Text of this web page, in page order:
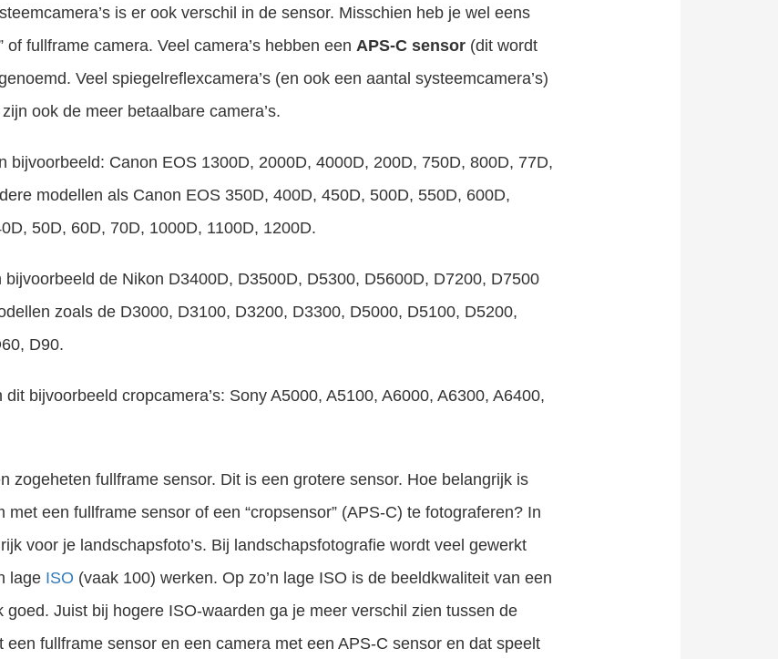
is er ook verschil in de sensor. Misschien heb je wel eens
of fullframe camera. Veel camera’s hebben een APS-C sensor (dit wordt
Veel spiegelreflexcamera’s (en ook een aantal systeemcamera’s)
ook de meer betaalbare camera’s.
bijvoorbeeld: Canon EOS 1300D, 2000D, 4000D, 200D, 750D, 800D, 77D,
modellen als Canon EOS 350D, 400D, 450D, 500D, 550D, 600D,
50D, 60D, 70D, 1000D, 1100D, 1200D.
bijvoorbeeld de Nikon D3400D, D3500D, D5300, D5600D, D7200, D7500
zoals de D3000, D3100, D3200, D3300, D5000, D5100, D5200,
D90.
dit bijvoorbeeld cropcamera’s: Sony A5000, A5100, A6000, A6300, A6400,
zogeheten fullframe sensor. Dit is een grotere sensor. Hoe belangrijk is
met een fullframe sensor of een “cropsensor” (APS-C) te fotograferen? In
voor je landschapsfoto’s. Bij landschapsfotografie wordt veel gewerkt
lage ISO (vaak 100) werken. Op zo’n lage ISO is de beeldkwaliteit van een
Juist bij hogere ISO-waarden ga je meer verschil zien tussen de
een fullframe sensor en een camera met een APS-C sensor en dat speelt